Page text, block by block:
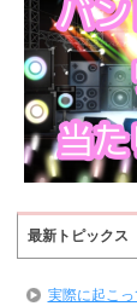
最新トピックス
実際に起こ